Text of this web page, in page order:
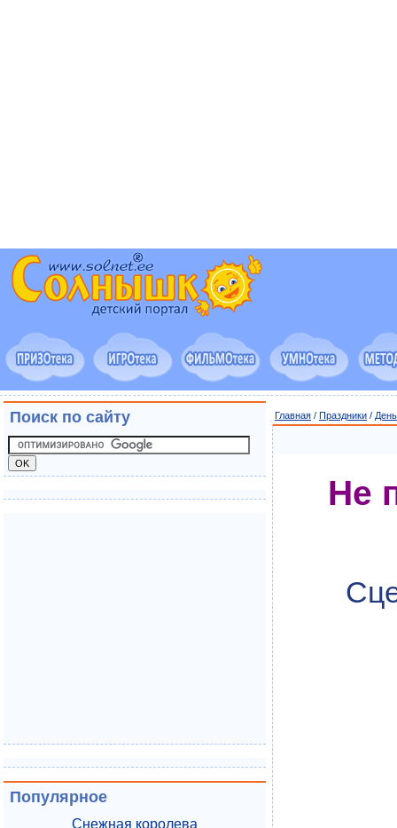
Главная / Праздники /
Не
Поиск по сайту
Популярное
Снежная королева